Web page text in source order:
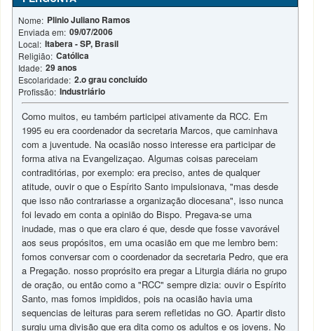
Nome: Plinio Juliano Ramos
Enviada em: 09/07/2006
Local: Itabera - SP, Brasil
Religião: Católica
Idade: 29 anos
Escolaridade: 2.o grau concluído
Profissão: Industriário
Como muitos, eu também participei ativamente da RCC. Em
1995 eu era coordenador da secretaria Marcos, que caminhava
com a juventude. Na ocasião nosso interesse era participar de
forma ativa na Evangelizaçao. Algumas coisas pareceiam
contraditórias, por exemplo: era preciso, antes de qualquer
atitude, ouvir o que o Espírito Santo impulsionava, "mas desde
que isso não contrariasse a organização diocesana", isso nunca
foi levado em conta a opinião do Bispo. Pregava-se uma
inudade, mas o que era claro é que, desde que fosse vavorável
aos seus propósitos, em uma ocasião em que me lembro bem:
fomos conversar com o coordenador da secretaria Pedro, que era
a Pregação. nosso proprósito era pregar a Liturgia diária no grupo
de oração, ou então como a "RCC" sempre dizia: ouvir o Espírito
Santo, mas fomos impididos, pois na ocasião havia uma
sequencias de leituras para serem refletidas no GO. Apartir disto
surgiu uma divisão que era dita como os adultos e os jovens. No